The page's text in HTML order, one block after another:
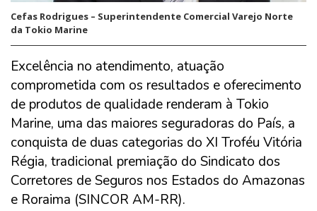
Cefas Rodrigues – Superintendente Comercial Varejo Norte
da Tokio Marine
Excelência no atendimento, atuação
comprometida com os resultados e oferecimento
de produtos de qualidade renderam à Tokio
Marine, uma das maiores seguradoras do País, a
conquista de duas categorias do XI Troféu Vitória
Régia, tradicional premiação do Sindicato dos
Corretores de Seguros nos Estados do Amazonas
e Roraima (SINCOR AM-RR).